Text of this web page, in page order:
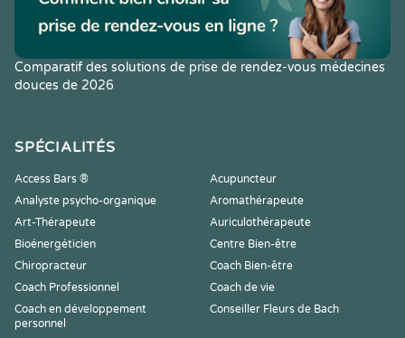
Comparatif des solutions de prise de rendez-vous médecines
douces de 2026
SPÉCIALITÉS
Access Bars ®
Acupuncteur
Analyste psycho-organique
Aromathérapeute
Art-Thérapeute
Auriculothérapeute
Bioénergéticien
Centre Bien-être
Chiropracteur
Coach Bien-être
Coach Professionnel
Coach de vie
Coach en développement
personnel
Conseiller Fleurs de Bach